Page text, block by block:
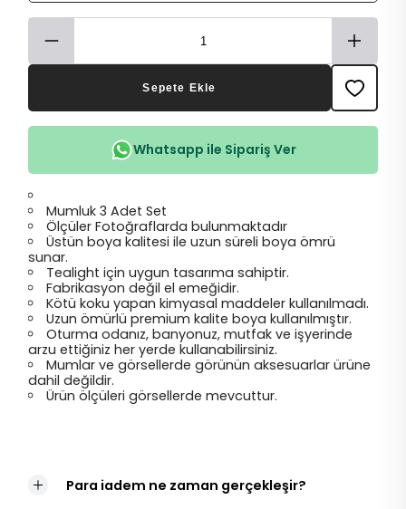
Sepete Ekle
Whatsapp ile Sipariş Ver
Mumluk 3 Adet Set
Ölçüler Fotoğraflarda bulunmaktadır
Üstün boya kalitesi ile uzun süreli boya ömrü
sunar.
Tealight için uygun tasarıma sahiptir.
Fabrikasyon değil el emeğidir.
Kötü koku yapan kimyasal maddeler kullanılmadı.
Uzun ömürlü premium kalite boya kullanılmıştır.
Oturma odanız, banyonuz, mutfak ve işyerinde
arzu ettiğiniz her yerde kullanabilirsiniz.
Mumlar ve görsellerde görünün aksesuarlar ürüne
dahil değildir.
Ürün ölçüleri görsellerde mevcuttur.
Para iadem ne zaman gerçekleşir?